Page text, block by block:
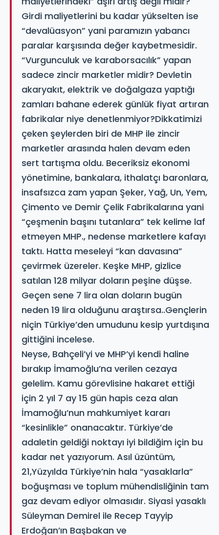
Girdi maliyetlerini bu kadar yükselten ise
“devalüasyon” yani paramızın yabancı
paralar karşısında değer kaybetmesidir.
“Vurgunculuk ve karaborsacılık” yapan
sadece zincir marketler midir? Devletin
akaryakıt, elektrik ve doğalgaza yaptığı
zamları bahane ederek günlük fiyat artıran
fabrikalar niye denetlenmiyor?Dikkatimizi
çeken şeylerden biri de MHP ile zincir
marketler arasında halen devam eden
sert tartışma oldu. Beceriksiz ekonomi
yönetimine, bankalara, ithalatçı baronlara,
insafsızca zam yapan Şeker, Yağ, Un, Yem,
Çimento ve Demir Çelik Fabrikalarına yani
“çeşmenin başını tutanlara” tek kelime laf
etmeyen MHP., nedense marketlere kafayı
taktı. Hatta meseleyi “kan davasına”
çevirmek üzereler. Keşke MHP, gizlice
satılan 128 milyar doların peşine düşse.
Geçen sene 7 lira olan doların bugün
neden 19 lira olduğunu araştırsa..Gençlerin
niçin Türkiye’den umudunu kesip yurtdışına
gittiğini incelese.
Neyse, Bahçeli’yi ve MHP’yi kendi haline
bırakıp İmamoğlu’na verilen cezaya
gelelim. Kamu görevlisine hakaret ettiği
için 2 yıl 7 ay 15 gün hapis ceza alan
İmamoğlu’nun mahkumiyet kararı
“kesinlikle” onanacaktır. Türkiye’de
adaletin geldiği noktayı iyi bildiğim için bu
kadar net yazıyorum. Asıl üzüntüm,
21,Yüzyılda Türkiye’nin hala “yasaklarla”
boğuşması ve toplum mühendisliğinin tam
gaz devam ediyor olmasıdır. Siyasi yasaklı
Süleyman Demirel ile Recep Tayyip
Erdoğan’ın Başbakan ve